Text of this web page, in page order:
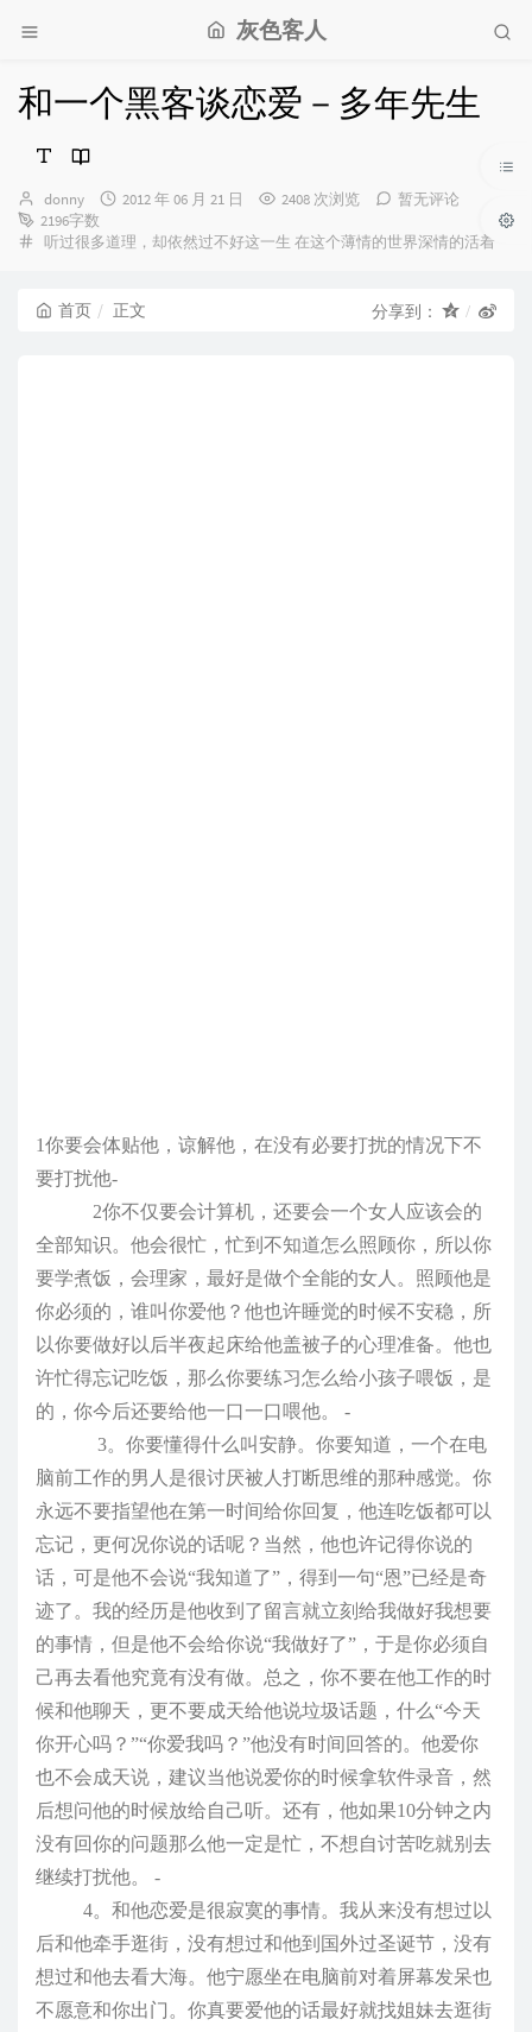
灰色客人
和一个黑客谈恋爱－多年先生
博
主：
donny
发
时
2012 年 06 月 21 日 2408 次浏览
暂无评论
2196字数
分
听过很多道理，却依然过不好这一生 在这个薄情的世界深情的活着
首页 正文 分享到：
1你要会体贴他，谅解他，在没有必要打扰的情况下不
要打扰他-
2你不仅要会计算机，还要会一个女人应该会的
全部知识。他会很忙，忙到不知道怎么照顾你，所以你
要学煮饭，会理家，最好是做个全能的女人。照顾他是
你必须的，谁叫你爱他？他也许睡觉的时候不安稳，所
以你要做好以后半夜起床给他盖被子的心理准备。他也
许忙得忘记吃饭，那么你要练习怎么给小孩子喂饭，是
的，你今后还要给他一口一口喂他。 -
3。你要懂得什么叫安静。你要知道，一个在电
脑前工作的男人是很讨厌被人打断思维的那种感觉。你
永远不要指望他在第一时间给你回复，他连吃饭都可以
忘记，更何况你说的话呢？当然，他也许记得你说的
话，可是他不会说“我知道了”，得到一句“恩”已经是奇
迹了。我的经历是他收到了留言就立刻给我做好我想要
的事情，但是他不会给你说“我做好了”，于是你必须自
己再去看他究竟有没有做。总之，你不要在他工作的时
候和他聊天，更不要成天给他说垃圾话题，什么“今天
你开心吗？”“你爱我吗？”他没有时间回答的。他爱你
也不会成天说，建议当他说爱你的时候拿软件录音，然
后想问他的时候放给自己听。还有，他如果10分钟之内
没有回你的问题那么他一定是忙，不想自讨苦吃就别去
继续打扰他。 -
4。和他恋爱是很寂寞的事情。我从来没有想过以
后和他牵手逛街，没有想过和他到国外过圣诞节，没有
想过和他去看大海。他宁愿坐在电脑前对着屏幕发呆也
不愿意和你出门。你真要爱他的话最好就找姐妹去逛街